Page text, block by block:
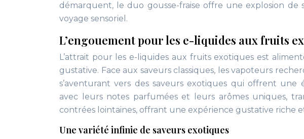
démarquent, le duo gousse-fraise offre une explosion
voyage sensoriel.
L’engouement pour les e-liquides aux fruits
L’attrait pour les e-liquides aux fruits exotiques est
gustative. Face aux saveurs classiques, les vapoteurs
s’aventurant vers des saveurs exotiques qui offrent une
avec leurs notes parfumées et leurs arômes uniques,
contrées lointaines, offrant une expérience gustative riche
Une variété infinie de saveurs exotiques